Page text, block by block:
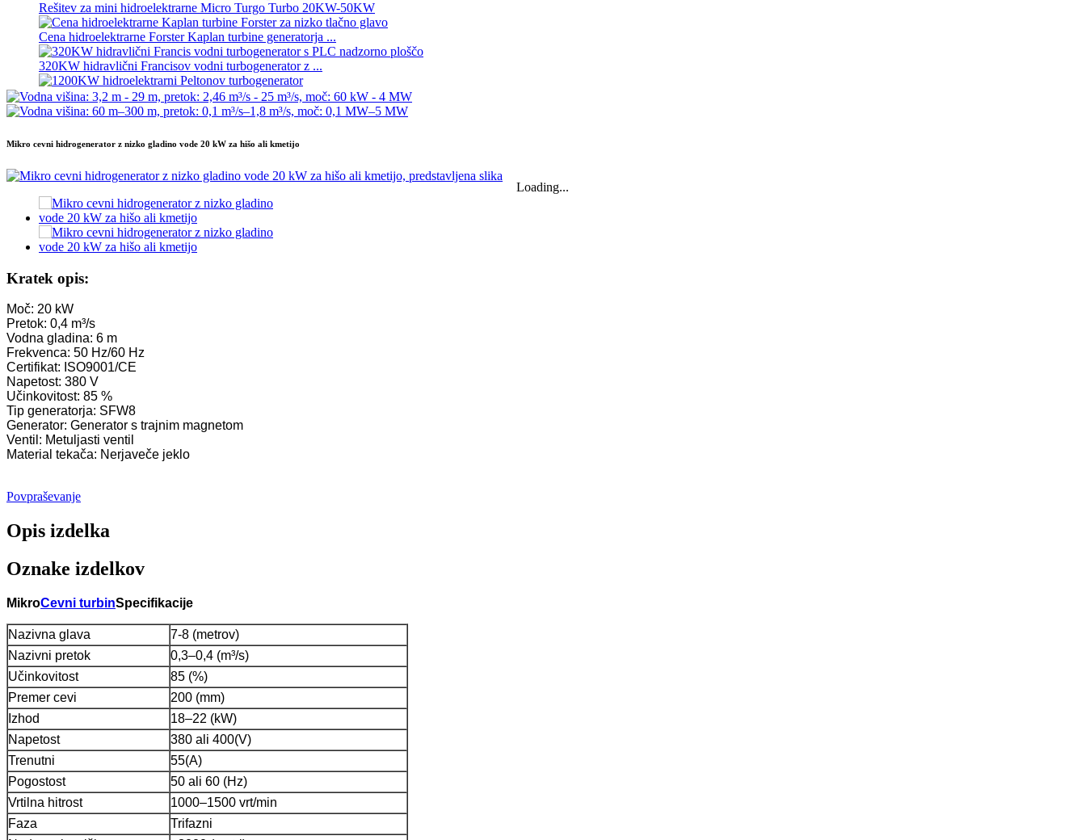
Rešitev za mini hidroelektrarne Micro Turgo Turbo 20KW-50KW
Cena hidroelektrarne Forster Kaplan turbine generatorja ...
320KW hidravlični Francisov vodni turbogenerator z ...
1200KW hidroelektrarni Peltonov turbogenerator
Nizki stroški gradnje, visoka učinkovitost, nizka toplota ...
20ft 250KWh 582KWh kontejnerizirana litij-ionska baterija...
Majhna mikro hidroelektrarna s fiksnim rezilom 10 kW 12 kW 15 kW 20 kW ...
Forsterjev mikro hidro turbo generator 2×40KW
Hidravlična propelerska turbina 100 kW Kaplanova turbina generator...
Majhna Kaplanova turbina 10KW 12KW 15KW Mikro hidroelektrarna...
Proizvajalec hidroelektrarne Hidravlična fran...
Hidroelektrarne Francis turbinski generator...
Cena hidravlične Francisove turbine 100KW 500KW 1MW 2MW ...
Hidravlični turbogenerator 250KW hidroelektrarna Fran...
Cena hidroelektrarne Forster Kaplan turbine generatorja ...
320KW hidravlični Francisov vodni turbogenerator z ...
1200KW hidroelektrarni Peltonov turbogenerator
20ft 250KWh 582KWh kontejnerizirana litij-ionska baterija...
Majhna mikro hidroelektrarna s fiksnim rezilom 10 kW 12 kW 15 kW 20 kW ...
Forsterjev mikro hidro turbo generator 2×40KW
Hidravlični turbogenerator 250KW hidroelektrarna Fran...
Rešitev za mini hidroelektrarne Micro Turgo Turbo 20KW-50KW
Cena hidroelektrarne Forster Kaplan turbine generatorja ...
320KW hidravlični Francisov vodni turbogenerator z ...
Mikro cevni hidrogenerator z nizko gladino vode 20 kW za hišo ali kmetijo
Loading...
Kratek opis:
Moč: 20 kW
Pretok: 0,4 m³/s
Vodna gladina: 6 m
Frekvenca: 50 Hz/60 Hz
Certifikat: ISO9001/CE
Napetost: 380 V
Učinkovitost: 85 %
Tip generatorja: SFW8
Generator: Generator s trajnim magnetom
Ventil: Metuljasti ventil
Material tekača: Nerjaveče jeklo
Povpraševanje
Opis izdelka
Oznake izdelkov
MikroCevni turbinSpecifikacije
Nazivna glava
7-8 (metrov)
Nazivni pretok
0,3–0,4 (m³/s)
Učinkovitost
85 (%)
Premer cevi
200 (mm)
Izhod
18–22 (kW)
Napetost
380 ali 400(V)
Trenutni
55(A)
Pogostost
50 ali 60 (Hz)
Vrtilna hitrost
1000–1500 vrt/min
Faza
Trifazni